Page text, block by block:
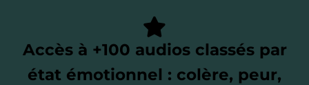
Accès à +100 audios classés par
état émotionnel : colère, peur,